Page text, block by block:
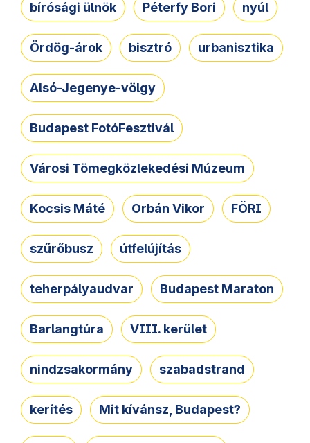
bírósági ülnök Péterfy Bori nyúl
Ördög-árok bisztró urbanisztika
Alsó-Jegenye-völgy
Budapest FotóFesztivál
Városi Tömegközlekedési Múzeum
Kocsis Máté Orbán Vikor FÖRI
szűrőbusz útfelújítás
teherpályaudvar Budapest Maraton
Barlangtúra VIII. kerület
nindzsakormány szabadstrand
kerítés Mit kívánsz, Budapest?